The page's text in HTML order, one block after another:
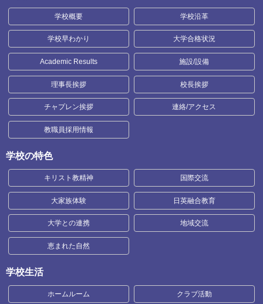
学校概要 学校沿革
学校早わかり 大学合格状況
Academic Results 施設/設備
理事長挨拶 校長挨拶
チャプレン挨拶 連絡/アクセス
教職員採用情報
学校の特色
キリスト教精神 国際交流
大家族体験 日英融合教育
大学との連携 地域交流
恵まれた自然
学校生活
ホームルーム クラブ活動